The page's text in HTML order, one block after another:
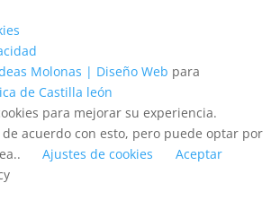
Molonas | Diseño Web para
de Castilla león
para mejorar su experiencia.
acuerdo con esto, pero puede optar por
Ajustes de cookies
Aceptar